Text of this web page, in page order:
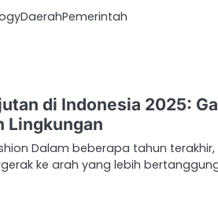
DaerahPemerintah
di Indonesia 2025:
Lingkungan
Dalam beberapa tahun terakhir,
ke arah yang lebih